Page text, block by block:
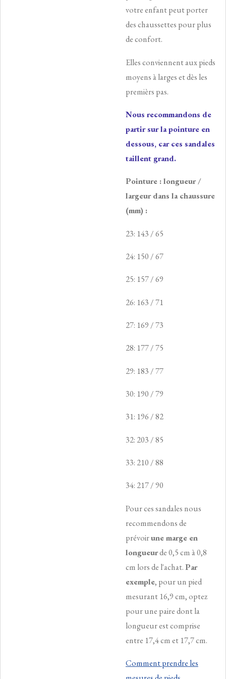
votre enfant peut porter
des chaussettes pour plus
de confort.
Elles conviennent aux pieds
moyens à larges et dès les
premièrs pas.
Nous recommandons de
partir sur la pointure en
dessous, car ces sandales
taillent grand.
Pointure : longueur /
largeur dans la chaussure
(mm) :
23: 143 / 65
24: 150 / 67
25: 157 / 69
26: 163 / 71
27: 169 / 73
28: 177 / 75
29: 183 / 77
30: 190 / 79
31: 196 / 82
32: 203 / 85
33: 210 / 88
34: 217 / 90
Pour ces sandales nous
recommendons de
prévoirune marge en
longueurde 0,5 cm à 0,8
cm lors de l'achat.Par
exemple, pour un pied
mesurant 16,9 cm, optez
pour une paire dont la
longueur est comprise
entre 17,4 cm et 17,7 cm.
Comment prendre les